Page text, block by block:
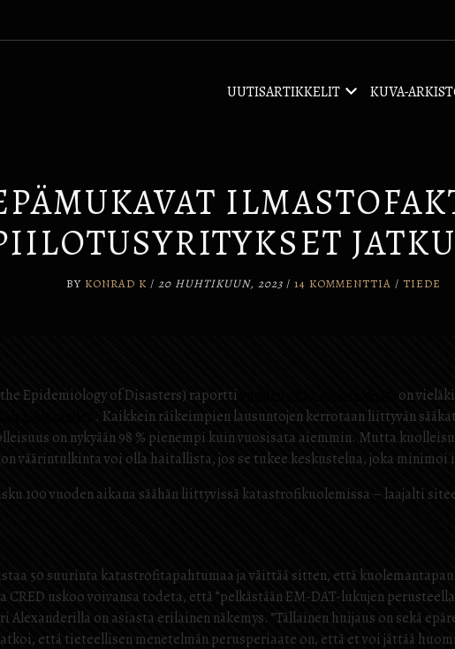
UUTISARTIKKELIT KUVA-
BY KONRAD K / 20 HUHTIKUUN, 2023 / 14 KOMMENTTIA / TIEDE
Epidemiology of Disasters) raportti
on
. Kaikkein räikeimpien lausuntojen kerrotaan liittyvän
on nykyään 98 % pienempi kuin vuosisata aiemmin. Mutta
väärintulkinta voi olla haitallista, jos se tukee keskustelua, joka minimoi
100 vuoden aikana säähän liittyvissä katastrofikuolemissa – laajalti
50 suurinta katastrofitapahtumaa ja väittää sitten, että
uskoo voivansa todeta, että ”pelkästään EM-DAT-lukujen
on asiasta erilainen näkemys. ”Tällainen huijaus on sekä
että tieteellisen menetelmän perusperiaate on, että et voi jättää